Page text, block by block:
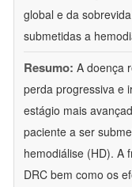
global e da
submetidas a
Resumo: A doença
perda progressiva e
estágio mais
paciente a ser
hemodiálise (HD). A
DRC bem como os